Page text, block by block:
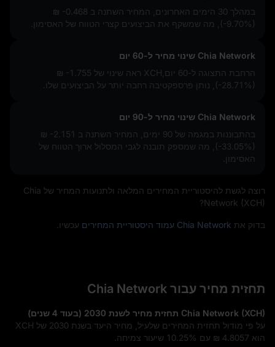
במהלך 30 הימים האחרונים, המחיר השתנה ב
₪ -0.468
(-9.70%)
, מה שמשקף את הביצועים קצרי הטווח של האסימון.
Chia Network שינוי מחיר ל-60 יום
הרחבת התצוגה ל-60 יום,XCH ראה שינוי של
₪ -1.755
(-28.71%)
, נותן פרספקטיבה רחבה יותר על הביצועים שלו.
Chia Network שינוי מחיר ל-90 יום
בהתבוננות במגמה של 90 ימים, המחיר השתנה ב
₪ -2.151
(-33.05%)
, מה שמספק תובנה לגבי המסלול ארוך הטווח של
האסימון.
רוצה לגשת להיסטוריית המחירים המלאה ולתנועות המחיר של Chia
Network (XCH)?
בדוק את Chia Network עמוד היסטוריית המחירים עכשיו.
תחזית מחיר עבור Chia Network
Chia Network (XCH) תחזית מחיר לשנת 2030 (בעוד 4 שנים)
על פי מודול תחזית המחירים שלעיל, מחיר היעד בשנת 2030 של XCH
הוא ₪ 4.8057 עם 10.25% שיעור צמיחה.